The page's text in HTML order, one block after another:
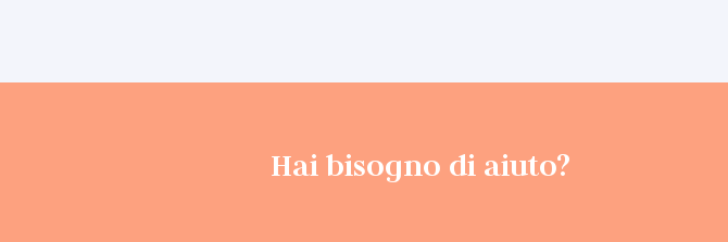
Hai bisogno di aiuto?